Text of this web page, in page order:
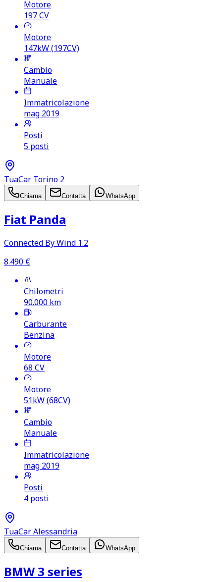
Motore
197CV
Motore
147kW (197CV)
Cambio
Manuale
Immatricolazione
mag 2019
Posti
5 posti
TuaCar Torino 2
Chiama Contatta WhatsApp
Fiat Panda
Connected By Wind 1.2
8.490 €
Chilometri
90.000 km
Carburante
Benzina
Motore
68 CV
Motore
51kW (68CV)
Cambio
Manuale
Immatricolazione
mag 2019
Posti
4 posti
TuaCar Alessandria
Chiama Contatta WhatsApp
BMW 3 series